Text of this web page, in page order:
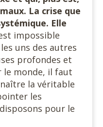
La crise que
Elle
impossible
uns des autres
profondes et
le monde, il faut
la véritable
les
pour le